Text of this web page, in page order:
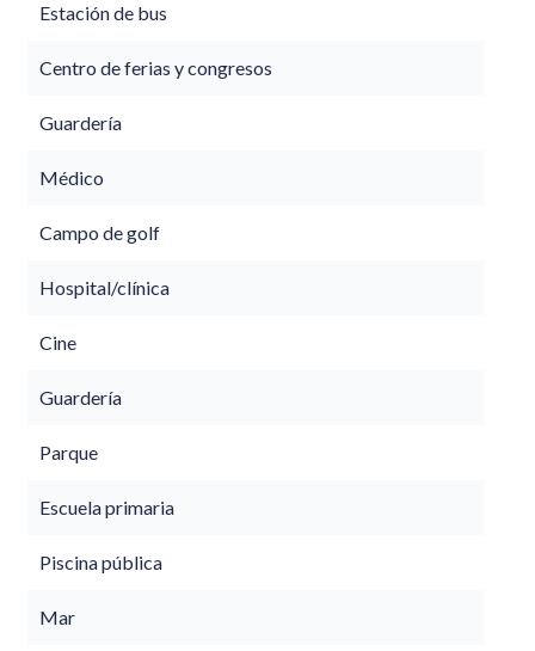
Estación de bus
Centro de ferias y congresos
Guardería
Médico
Campo de golf
Hospital/clínica
Cine
Guardería
Parque
Escuela primaria
Piscina pública
Mar